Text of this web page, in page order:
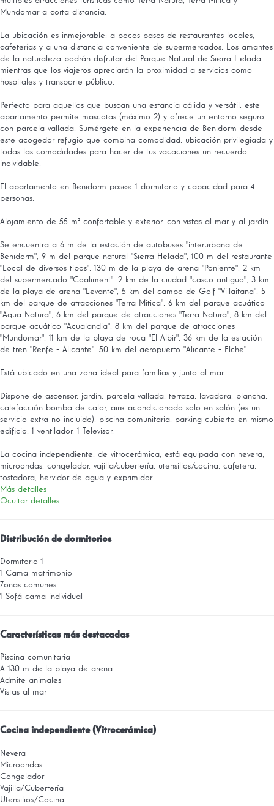
Mundomar a corta distancia.
La ubicación es inmejorable: a pocos pasos de restaurantes locales,
cafeterías y a una distancia conveniente de supermercados. Los amantes
de la naturaleza podrán disfrutar del Parque Natural de Sierra Helada,
mientras que los viajeros apreciarán la proximidad a servicios como
hospitales y transporte público.
Perfecto para aquellos que buscan una estancia cálida y versátil, este
apartamento permite mascotas (máximo 2) y ofrece un entorno seguro
con parcela vallada. Sumérgete en la experiencia de Benidorm desde
este acogedor refugio que combina comodidad, ubicación privilegiada y
todas las comodidades para hacer de tus vacaciones un recuerdo
inolvidable.
El apartamento en Benidorm posee 1 dormitorio y capacidad para 4
personas.
Alojamiento de 55 m² confortable y exterior, con vistas al mar y al jardín.
Se encuentra a 6 m de la estación de autobuses "interurbana de
Benidorm", 9 m del parque natural "Sierra Helada", 100 m del restaurante
"Local de diversos tipos", 130 m de la playa de arena "Poniente", 2 km
del supermercado "Coaliment", 2 km de la ciudad "casco antiguo", 3 km
de la playa de arena "Levante", 5 km del campo de Golf "Villaitana", 5
km del parque de atracciones "Terra Mitica", 6 km del parque acuático
"Aqua Natura", 6 km del parque de atracciones "Terra Natura", 8 km del
parque acuático "Acualandia", 8 km del parque de atracciones
"Mundomar", 11 km de la playa de roca "El Albir", 36 km de la estación
de tren "Renfe - Alicante", 50 km del aeropuerto "Alicante - Elche".
Está ubicado en una zona ideal para familias y junto al mar.
Dispone de ascensor, jardín, parcela vallada, terraza, lavadora, plancha,
calefacción bomba de calor, aire acondicionado solo en salón (es un
servicio extra no incluido), piscina comunitaria, parking cubierto en mismo
edificio, 1 ventilador, 1 Televisor.
La cocina independiente, de vitrocerámica, está equipada con nevera,
microondas, congelador, vajilla/cubertería, utensilios/cocina, cafetera,
tostadora, hervidor de agua y exprimidor.
Más detalles
Ocultar detalles
Distribución de dormitorios
Dormitorio 1
1 Cama matrimonio
Zonas comunes
1 Sofá cama individual
Características más destacadas
Piscina comunitaria
A 130 m de la playa de arena
Admite animales
Vistas al mar
Cocina independiente (Vitrocerámica)
Nevera
Microondas
Congelador
Vajilla/Cubertería
Utensilios/Cocina